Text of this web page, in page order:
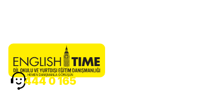
HEMEN DANIŞMANLA GÖRÜŞÜN
444 0 165